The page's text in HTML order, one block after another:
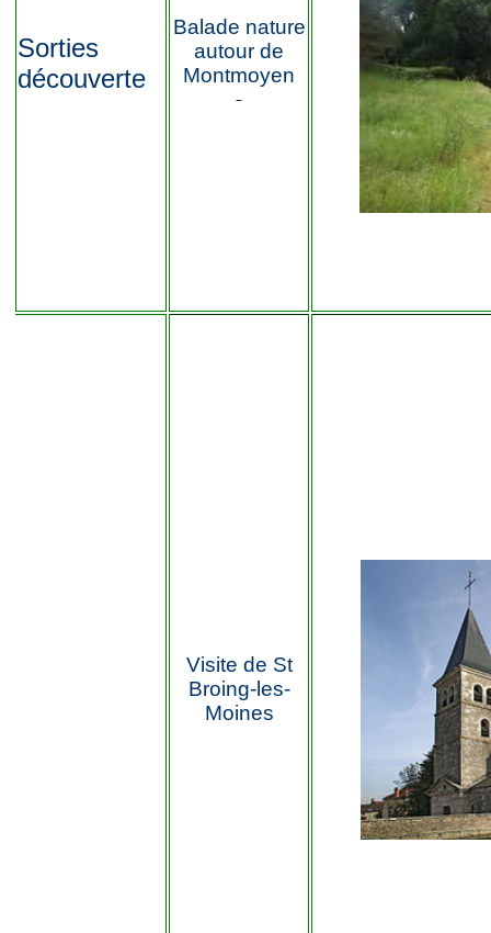
Sorties
découverte
Balade nature
autour de
Montmoyen
Visite de St
Broing-les-
Moines